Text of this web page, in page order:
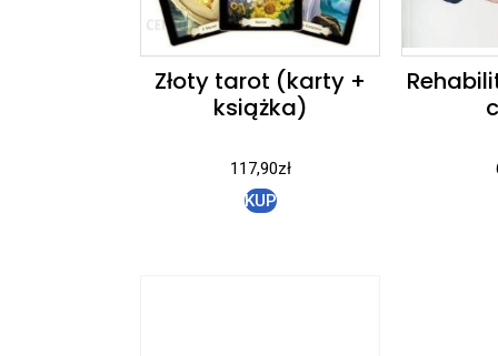
Złoty tarot (karty +
książka)
117,90zł
KUP